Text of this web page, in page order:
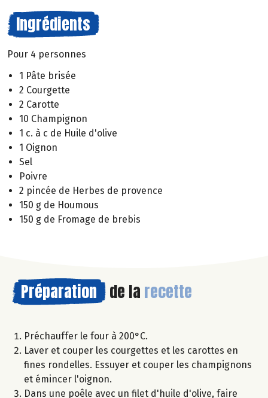
Ingrédients
Pour 4 personnes
1 Pâte brisée
2 Courgette
2 Carotte
10 Champignon
1 c. à c de Huile d'olive
1 Oignon
Sel
Poivre
2 pincée de Herbes de provence
150 g de Houmous
150 g de Fromage de brebis
Préparation de la recette
Préchauffer le four à 200°C.
Laver et couper les courgettes et les carottes en
fines rondelles. Essuyer et couper les champignons
et émincer l'oignon.
Dans une poêle avec un filet d'huile d'olive, faire